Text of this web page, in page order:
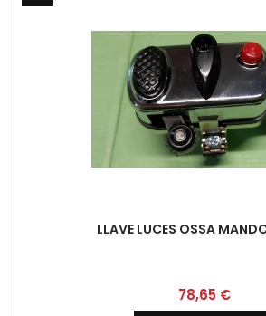
LLAVE LUCES OSSA
Preis
78,65 €